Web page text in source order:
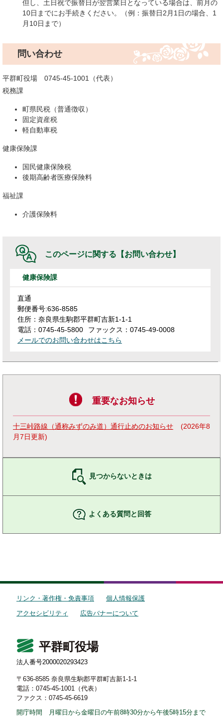
但し、土日祝で振替日が翌営業日となっている場合は、前月の
10日までにお手続きください。（例：振替日2月1日の場合、1
月10日まで）
問い合わせ
平群町役場 0745-45-1001（代表）
税務課
町県民税（普通徴収）
固定資産税
軽自動車税
健康保険課
国民健康保険税
後期高齢者医療保険料
福祉課
介護保険料
このページに関する 【お問い合わせ】
健康保険課
直通
郵便番号:636-8585
住所：奈良県生駒郡平群町吉新1-1-1
電話：0745-45-5800
ファックス：0745-49-0008
メールでのお問い合わせはこちら
重要なお知らせ
十三峠路線（通称みずのみ道）通行止めのお知らせ
2026年8
月7日更新
見つからないときは
よくある質問と回答
リンク・著作権・免責事項
個人情報保護
アクセシビリティ
広告バナーについて
平群町役場
法人番号2000020293423
〒636-8585 奈良県生駒郡平群町吉新1-1-1
電話：0745-45-1001（代表）
ファクス：0745-45-6619
開庁時間 月曜日から金曜日の午前8時30分から午後5時15分まで